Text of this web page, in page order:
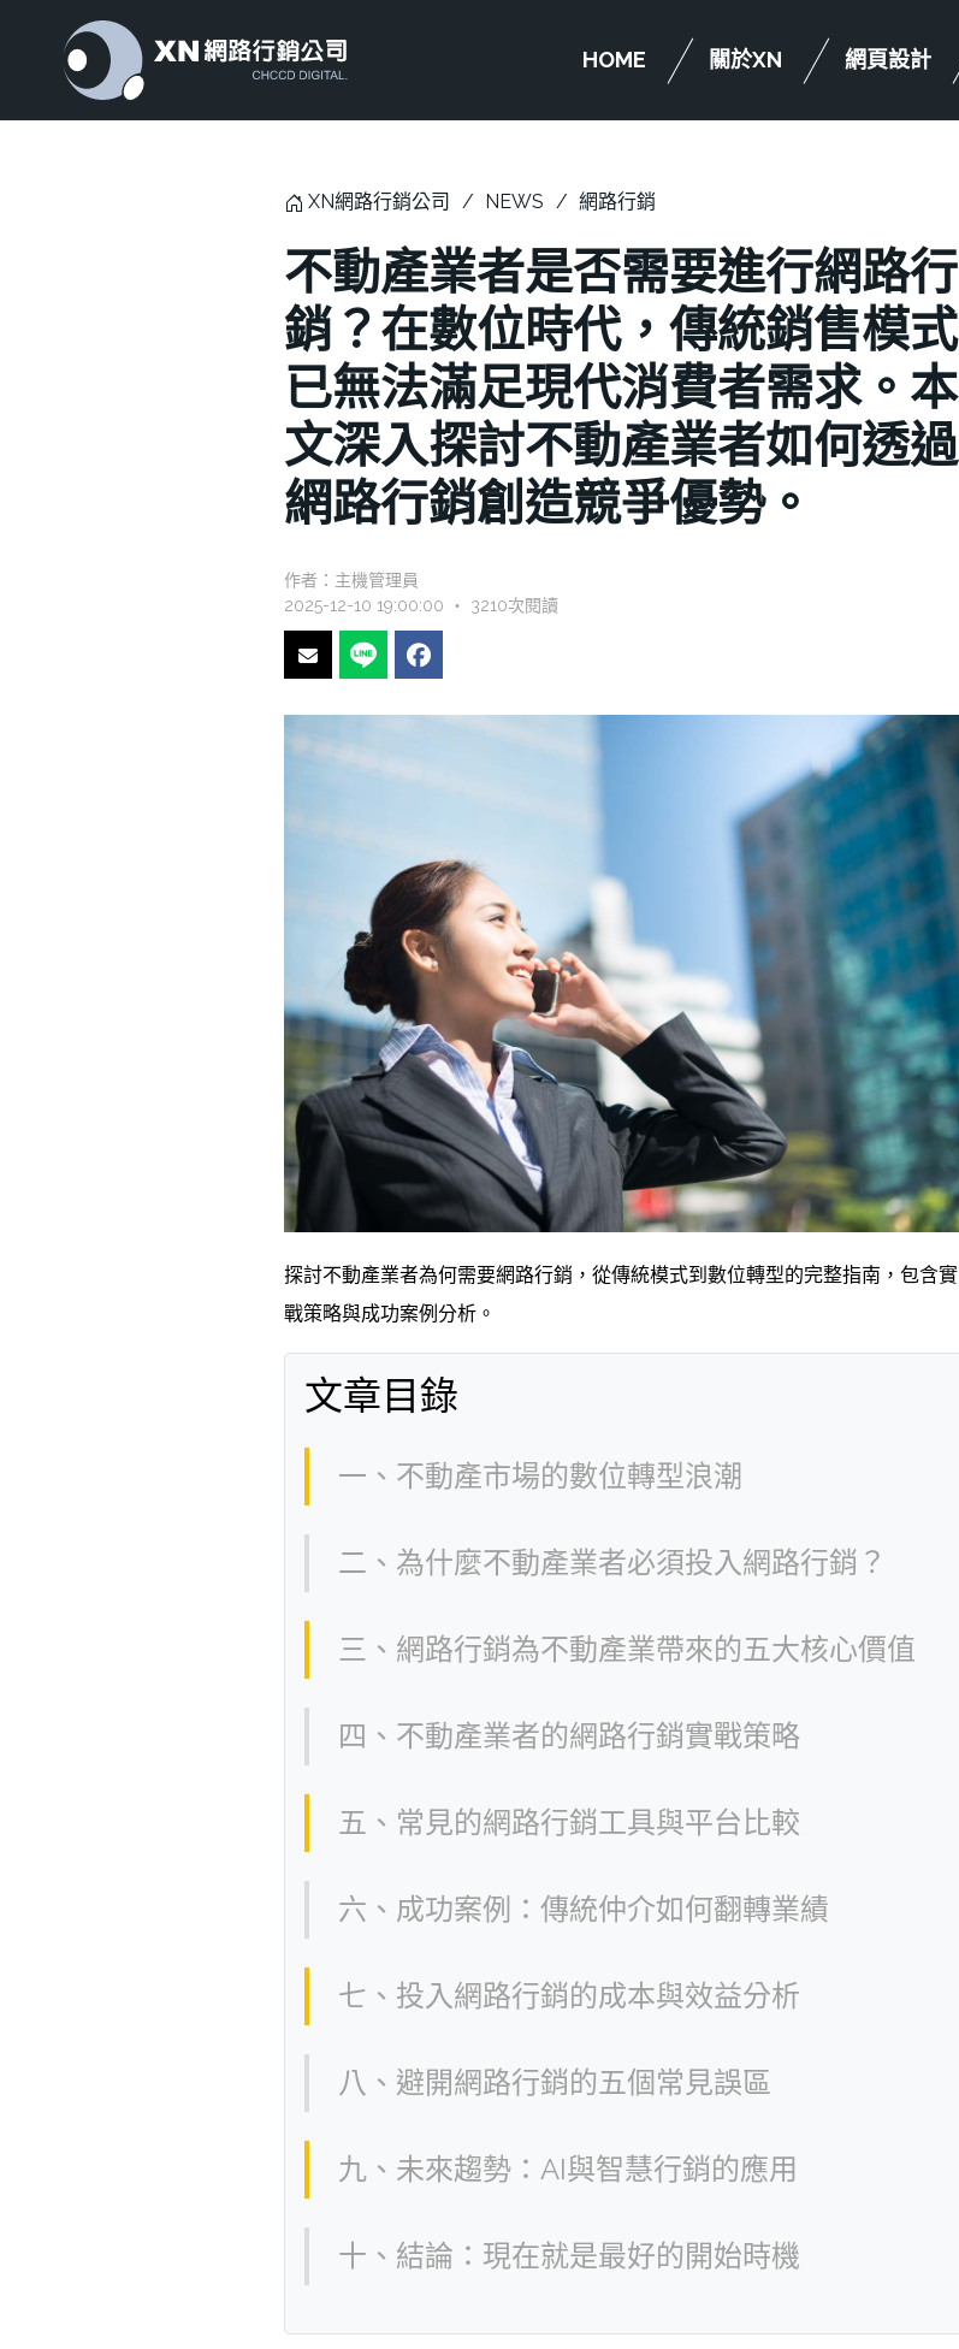
HOME 關於XN 網頁設計
XN網路行銷公司 NEWS 網路行銷
不動產業者是否需要進行網路行
銷？在數位時代，傳統銷售模式
已無法滿足現代消費者需求。本
文深入探討不動產業者如何透過
網路行銷創造競爭優勢。
作者： 主機管理員
2025-12-10 19:00:00 ‧ 3210次閱讀
探討不動產業者為何需要網路行銷，從傳統模式到數位轉型的完整指南，包含實
戰策略與成功案例分析。
文章目錄
一、不動產市場的數位轉型浪潮
二、為什麼不動產業者必須投入網路行銷？
三、網路行銷為不動產業帶來的五大核心價值
四、不動產業者的網路行銷實戰策略
五、常見的網路行銷工具與平台比較
六、成功案例：傳統仲介如何翻轉業績
七、投入網路行銷的成本與效益分析
八、避開網路行銷的五個常見誤區
九、未來趨勢：AI與智慧行銷的應用
十、結論：現在就是最好的開始時機